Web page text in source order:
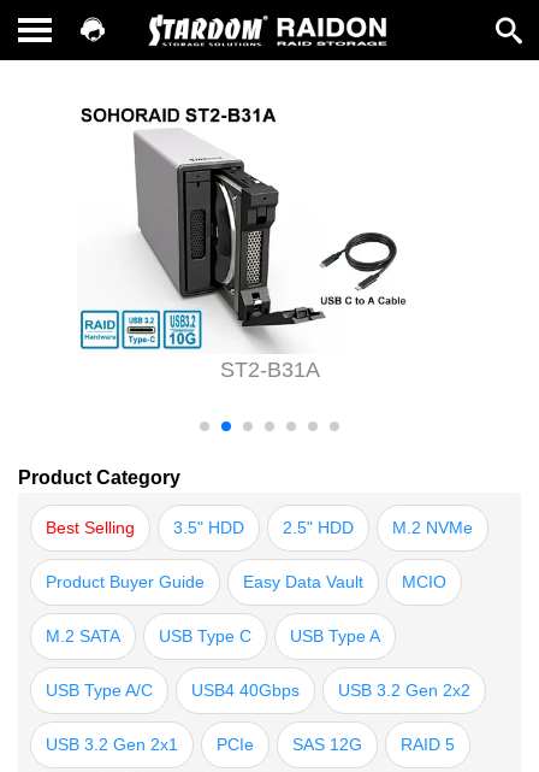
ST2-B31A
Product Category
Best Selling 3.5" HDD 2.5" HDD M.2 NVMe
Product Buyer Guide Easy Data Vault MCIO
M.2 SATA USB Type C USB Type A
USB Type A/C USB4 40Gbps USB 3.2 Gen 2x2
USB 3.2 Gen 2x1 PCIe SAS 12G RAID 5